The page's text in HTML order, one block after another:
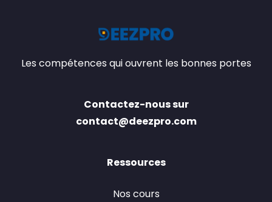
Les compétences qui ouvrent les bonnes portes
Contactez-nous sur
contact@deezpro.com
Ressources
Nos cours